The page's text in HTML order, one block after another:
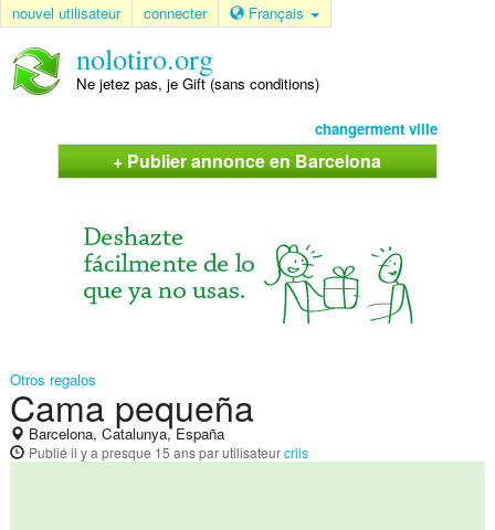
nouvel utilisateur connecter Français
nolotiro.org
Ne jetez pas, je Gift (sans conditions)
changerment ville
+ Publier annonce en Barcelona
Otros regalos
Cama pequeña
Barcelona, Catalunya, España
Publié il y a presque 15 anspar utilisateurcriis